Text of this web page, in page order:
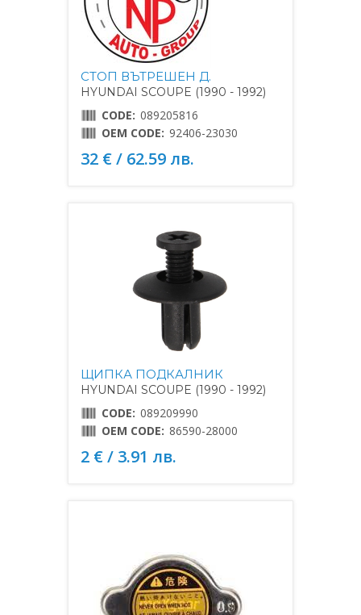
СТОП ВЪТРЕШЕН Д.
HYUNDAI SCOUPE (1990 - 1992)
CODE: 089205816
OEM CODE: 92406-23030
32 € / 62.59 лв.
ЩИПКА ПОДКАЛНИК
HYUNDAI SCOUPE (1990 - 1992)
CODE: 089209990
OEM CODE: 86590-28000
2 € / 3.91 лв.